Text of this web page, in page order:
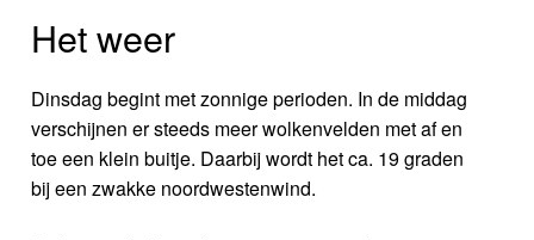
Het weer
Dinsdag begint met zonnige perioden. In de middag
verschijnen er steeds meer wolkenvelden met af en
toe een klein buitje. Daarbij wordt het ca. 19 graden
bij een zwakke noordwestenwind.